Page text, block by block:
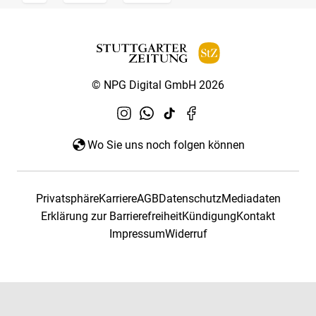
© NPG Digital GmbH 2026
Wo Sie uns noch folgen können
PrivatsphäreKarriereAGBDatenschutzMediadaten
Erklärung zur BarrierefreiheitKündigungKontakt
ImpressumWiderruf